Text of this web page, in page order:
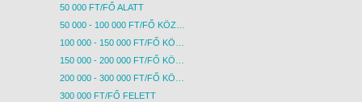
50 000 FT/FŐ ALATT
50 000 - 100 000 FT/FŐ KÖZÖTT
100 000 - 150 000 FT/FŐ KÖZÖTT
150 000 - 200 000 FT/FŐ KÖZÖTT
200 000 - 300 000 FT/FŐ KÖZÖTT
300 000 FT/FŐ FELETT